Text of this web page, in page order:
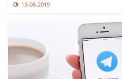
13-08-2019